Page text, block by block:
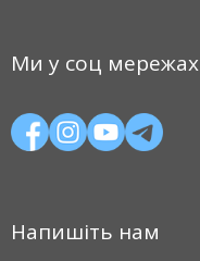
Ми у соц мережах
Напишіть нам